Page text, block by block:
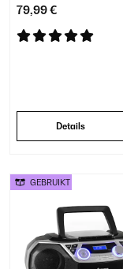
79,99 €
Details
GEBRUIKT